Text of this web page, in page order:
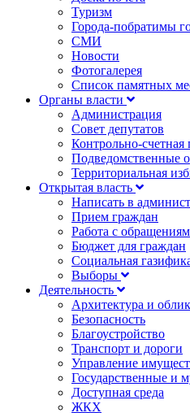
Туризм
Города-побратимы
СМИ
Новости
Фотогалерея
Список памятных
Органы власти
Администрация
Совет депутатов
Контрольно-счетная
Подведомственные
Территориальная
Открытая власть
Написать в
Прием граждан
Работа с
Бюджет для граждан
Социальная
Выборы
Деятельность
Архитектура и
Безопасность
Благоустройство
Транспорт и дороги
Управление
Государственные и
Доступная среда
ЖКХ